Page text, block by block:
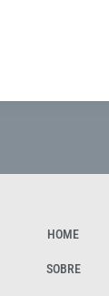
HOME
SOBRE